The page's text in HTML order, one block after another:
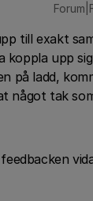
till exakt
koppla upp
på ladd,
något tak